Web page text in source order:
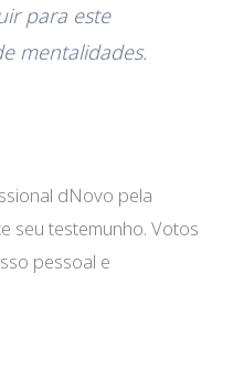
para este
mentalidades.
dNovo pela
seu testemunho. Votos
pessoal e